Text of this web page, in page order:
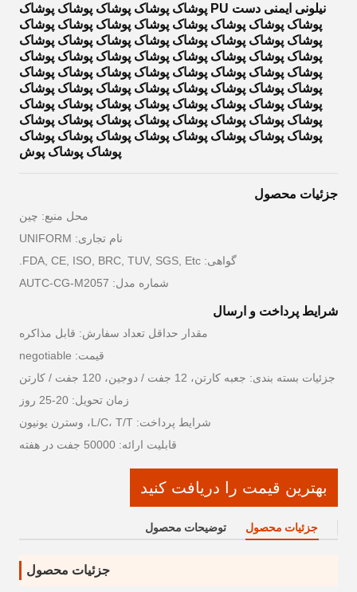
نیلونی ایمنی دست PU پوشاک پوشاک پوشاک پوشاک پوشاک
پوشاک پوشاک پوشاک پوشاک پوشاک پوشاک پوشاک پوشاک
پوشاک پوشاک پوشاک پوشاک پوشاک پوشاک پوشاک پوشاک
پوشاک پوشاک پوشاک پوشاک پوشاک پوشاک پوشاک پوشاک
پوشاک پوشاک پوشاک پوشاک پوشاک پوشاک پوشاک پوشاک
پوشاک پوشاک پوشاک پوشاک پوشاک پوشاک پوشاک پوشاک
پوشاک پوشاک پوشاک پوشاک پوشاک پوشاک پوشاک پوشاک
پوشاک پوشاک پوشاک پوشاک پوشاک پوشاک پوشاک پوشاک
پوشاک پوشاک پوشاک پوشاک پوشاک پوشاک پوشاک پوشاک
پوشاک پوشاک پوش
جزئیات محصول
محل منبع: چین
نام تجاری: UNIFORM
گواهی: FDA, CE, ISO, BRC, TUV, SGS, Etc.
شماره مدل: AUTC-CG-M2057
شرایط پرداخت و ارسال
مقدار حداقل تعداد سفارش: قابل مذاکره
قیمت: negotiable
جزئیات بسته بندی: جعبه کارتن، 12 جفت / دوجین، 120 جفت / کارتن
زمان تحویل: 20-25 روز
شرایط پرداخت: L/C، T/T، وسترن یونیون
قابلیت ارائه: 50000 جفت در هفته
بهترین قیمت را دریافت کنید
جزئیات محصول توضیحات محصول
جزئیات محصول